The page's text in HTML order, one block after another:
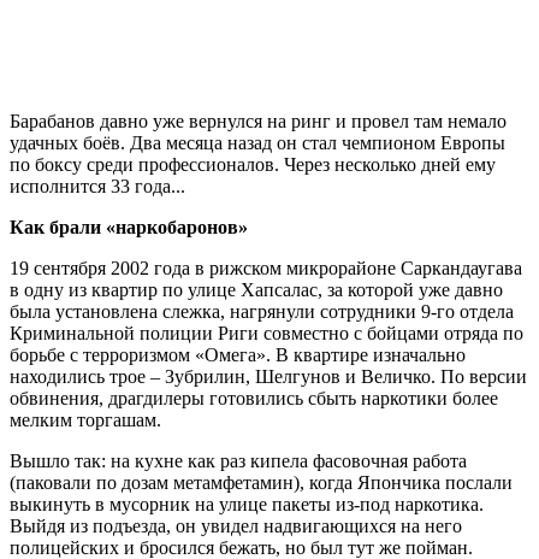
Барабанов давно уже вернулся на ринг и провел там немало
удачных боёв. Два месяца назад он стал чемпионом Европы
по боксу среди профессионалов. Через несколько дней ему
исполнится 33 года...
Как брали «наркобаронов»
19 сентября 2002 года в рижском микрорайоне Саркандаугава
в одну из квартир по улице Хапсалас, за которой уже давно
была установлена слежка, нагрянули сотрудники 9-го отдела
Криминальной полиции Риги совместно с бойцами отряда по
борьбе с терроризмом «Омега». В квартире изначально
находились трое – Зубрилин, Шелгунов и Величко. По версии
обвинения, драгдилеры готовились сбыть наркотики более
мелким торгашам.
Вышло так: на кухне как раз кипела фасовочная работа
(паковали по дозам метамфетамин), когда Япончика послали
выкинуть в мусорник на улице пакеты из-под наркотика.
Выйдя из подъезда, он увидел надвигающихся на него
полицейских и бросился бежать, но был тут же пойман.